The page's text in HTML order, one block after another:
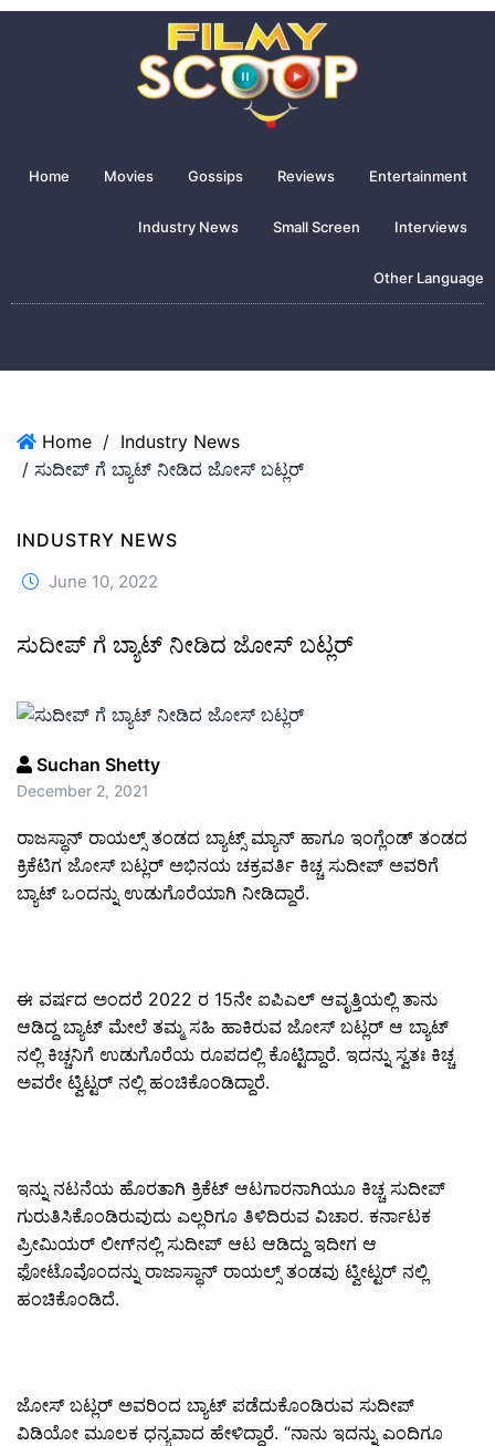
Home Movies Gossips Reviews Entertainment
Industry News Small Screen Interviews
Other Language
Home / Industry News
/ ಸುದೀಪ್ ಗೆ ಬ್ಯಾಟ್ ನೀಡಿದ ಜೋಸ್ ಬಟ್ಲರ್
INDUSTRY NEWS
June 10, 2022
ಸುದೀಪ್ ಗೆ ಬ್ಯಾಟ್ ನೀಡಿದ ಜೋಸ್ ಬಟ್ಲರ್
Suchan Shetty
December 2, 2021
ರಾಜಸ್ಥಾನ್ ರಾಯಲ್ಸ್ ತಂಡದ ಬ್ಯಾಟ್ಸ್ ಮ್ಯಾನ್ ಹಾಗೂ ಇಂಗ್ಲೆಂಡ್ ತಂಡದ
ಕ್ರಿಕೆಟಿಗ ಜೋಸ್ ಬಟ್ಲರ್ ಅಭಿನಯ ಚಕ್ರವರ್ತಿ ಕಿಚ್ಚ ಸುದೀಪ್ ಅವರಿಗೆ
ಬ್ಯಾಟ್ ಒಂದನ್ನು ಉಡುಗೊರೆಯಾಗಿ ನೀಡಿದ್ದಾರೆ.
ಈ ವರ್ಷದ ಅಂದರೆ 2022 ರ 15ನೇ ಐಪಿಎಲ್ ಆವೃತ್ತಿಯಲ್ಲಿ ತಾನು
ಆಡಿದ್ದ ಬ್ಯಾಟ್ ಮೇಲೆ ತಮ್ಮ ಸಹಿ ಹಾಕಿರುವ ಜೋಸ್ ಬಟ್ಲರ್ ಆ ಬ್ಯಾಟ್
ನಲ್ಲಿ ಕಿಚ್ಚನಿಗೆ ಉಡುಗೊರೆಯ ರೂಪದಲ್ಲಿ ಕೊಟ್ಟಿದ್ದಾರೆ. ಇದನ್ನು ಸ್ವತಃ ಕಿಚ್ಚ
ಅವರೇ ಟ್ವಿಟ್ಟರ್ ನಲ್ಲಿ ಹಂಚಿಕೊಂಡಿದ್ದಾರೆ.
ಇನ್ನು ನಟನೆಯ ಹೊರತಾಗಿ ಕ್ರಿಕೆಟ್ ಆಟಗಾರನಾಗಿಯೂ ಕಿಚ್ಚ ಸುದೀಪ್
ಗುರುತಿಸಿಕೊಂಡಿರುವುದು ಎಲ್ಲರಿಗೂ ತಿಳಿದಿರುವ ವಿಚಾರ. ಕರ್ನಾಟಕ
ಪ್ರೀಮಿಯರ್ ಲೀಗ್‌ನಲ್ಲಿ ಸುದೀಪ್ ಆಟ ಆಡಿದ್ದು ಇದೀಗ ಆ
ಫೋಟೊವೊಂದನ್ನು ರಾಜಾಸ್ಥಾನ್ ರಾಯಲ್ಸ್ ತಂಡವು ಟ್ವೀಟ್ಟರ್ ನಲ್ಲಿ
ಹಂಚಿಕೊಂಡಿದೆ.
ಜೋಸ್ ಬಟ್ಲರ್ ಅವರಿಂದ ಬ್ಯಾಟ್ ಪಡೆದುಕೊಂಡಿರುವ ಸುದೀಪ್
ವಿಡಿಯೋ ಮೂಲಕ ಧನ್ಯವಾದ ಹೇಳಿದ್ದಾರೆ‌. “ನಾನು ಇದನ್ನು ಎಂದಿಗೂ